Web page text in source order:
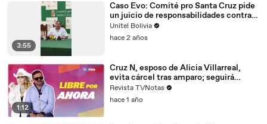
ha quedado realmente incómodo
01:00
con algo que nosotros hemos
01:01
hablado mucho, pero lo que se
01:01
ha quedado realmente incómodo
01:02
con algo que nosotros hemos
01:02
hablado mucho, pero lo que se
3:55
Caso Evo: Comité pro Santa Cruz pide
un juicio de responsabilidades contra
Lanchipa
Unitel Bolivia
hace 2 años
1:12
Cruz N, esposo de Alicia Villarreal,
evita cárcel tras amparo; seguirá
proceso legal en libertad
Revista TVNotas
hace 1 año